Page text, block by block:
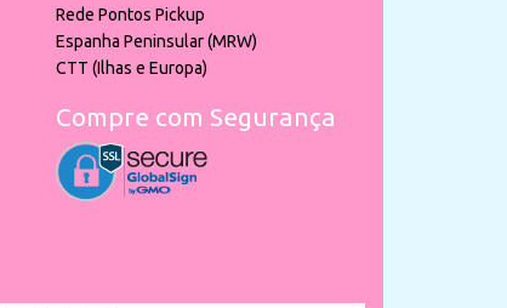
Rede Pontos Pickup
Espanha Peninsular (MRW)
CTT (Ilhas e Europa)
Compre com Segurança